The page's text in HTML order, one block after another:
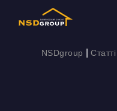
NSDgroup |Статті